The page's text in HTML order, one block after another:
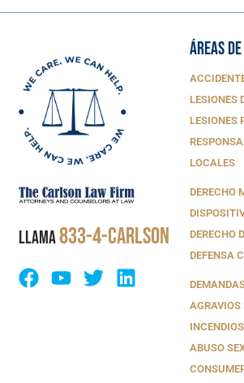
LLAMA833-4-CARLSON
ÁREAS
LESIONES
LESIONES
LOCALES
DERECHO
DERECHO
DEFENSA
ABUSO